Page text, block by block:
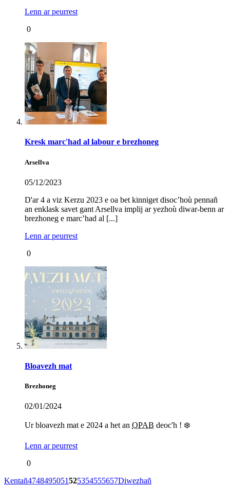
Lenn ar peurrest
0
Kresk marc'had al labour e brezhoneg
Arsellva
05/12/2023
D'ar 4 a viz Kerzu 2023 e oa bet kinniget disoc’hoù pennañ
an enklask savet gant Arsellva implij ar yezhoù diwar-benn ar
brezhoneg e marc’had al [...]
Lenn ar peurrest
0
Bloavezh mat
Brezhoneg
02/01/2024
Ur bloavezh mat e 2024 a het an OPAB deoc'h ! ❄️
Lenn ar peurrest
0
Kentañ4748495051525354555657Diwezhañ